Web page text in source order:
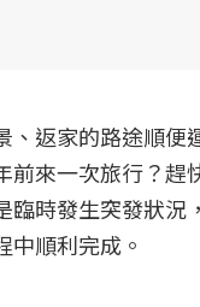
返家的路途順
來一次旅行？趕
時發生突發狀況
順利完成。